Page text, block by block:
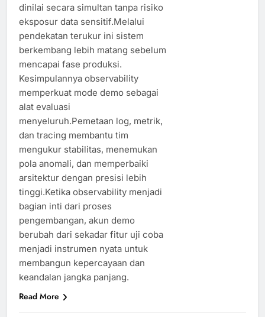
dinilai secara simultan tanpa risiko
eksposur data sensitif.Melalui
pendekatan terukur ini sistem
berkembang lebih matang sebelum
mencapai fase produksi.
Kesimpulannya observability
memperkuat mode demo sebagai
alat evaluasi
menyeluruh.Pemetaan log, metrik,
dan tracing membantu tim
mengukur stabilitas, menemukan
pola anomali, dan memperbaiki
arsitektur dengan presisi lebih
tinggi.Ketika observability menjadi
bagian inti dari proses
pengembangan, akun demo
berubah dari sekadar fitur uji coba
menjadi instrumen nyata untuk
membangun kepercayaan dan
keandalan jangka panjang.
Read More